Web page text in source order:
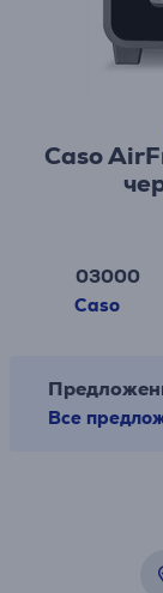
Caso
03000
Caso
Все